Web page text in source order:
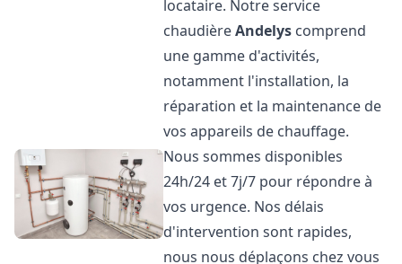
locataire. Notre service
chaudièreAndelys comprend
une gamme d'activités,
notamment l'installation, la
réparation et la maintenance de
vos appareils de chauffage.
Nous sommes disponibles
24h/24 et 7j/7 pour répondre à
vos urgence. Nos délais
d'intervention sont rapides,
nous nous déplaçons chez vous